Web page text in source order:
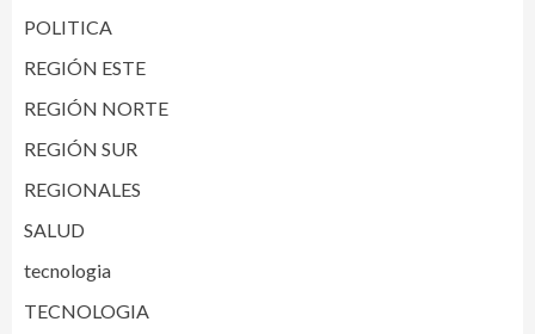
POLITICA
REGIÓN ESTE
REGIÓN NORTE
REGIÓN SUR
REGIONALES
SALUD
tecnologia
TECNOLOGIA